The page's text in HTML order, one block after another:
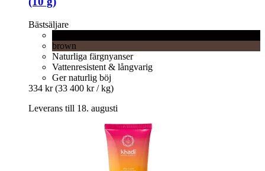
Bästsäljare
brown
Naturliga färgnyanser
Vattenresistent & långvarig
Ger naturlig böj
334 kr (33 400 kr / kg)
Leverans till 18. augusti